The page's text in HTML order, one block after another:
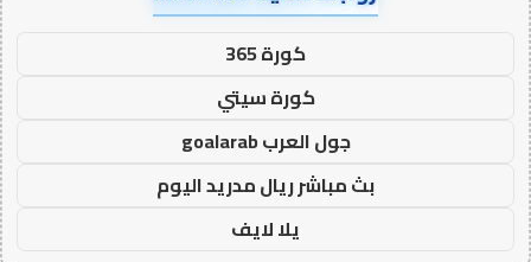
كورة 365
كورة سيتي
جول العرب goalarab
بث مباشر ريال مدريد اليوم
يلا لايف